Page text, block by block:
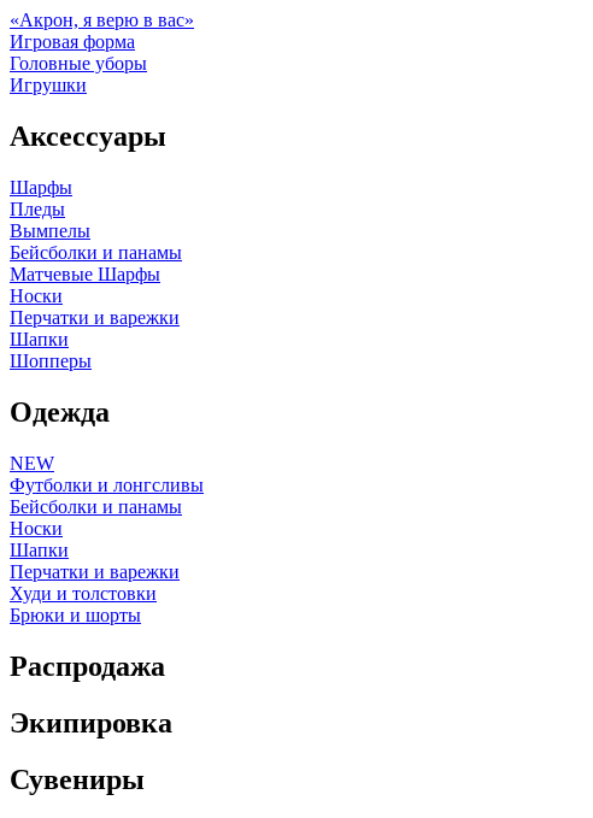
«Акрон, я верю в вас»
Игровая форма
Головные уборы
Игрушки
Аксессуары
Шарфы
Пледы
Вымпелы
Бейсболки и панамы
Матчевые Шарфы
Носки
Перчатки и варежки
Шапки
Шопперы
Одежда
NEW
Футболки и лонгсливы
Бейсболки и панамы
Носки
Шапки
Перчатки и варежки
Худи и толстовки
Брюки и шорты
Распродажа
Экипировка
Сувениры